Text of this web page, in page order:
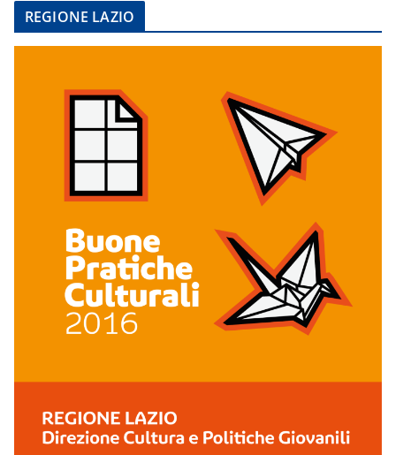
REGIONE LAZIO